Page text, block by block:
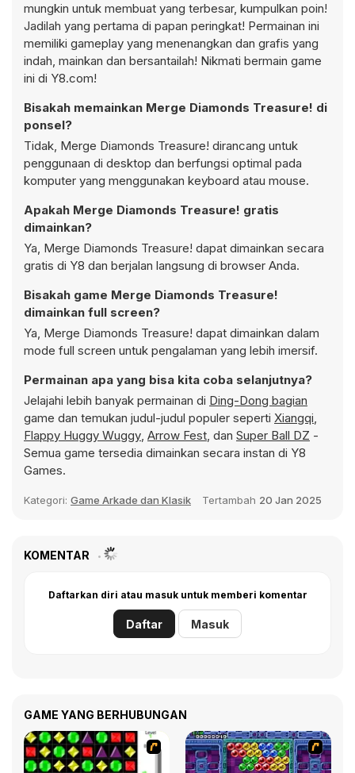
mungkin untuk membuat yang terbesar, kumpulkan poin!
Jadilah yang pertama di papan peringkat! Permainan ini
memiliki gameplay yang menenangkan dan grafis yang
indah, mainkan dan bersantailah! Nikmati bermain game
ini di Y8.com!
Bisakah memainkan Merge Diamonds Treasure! di
ponsel?
Tidak, Merge Diamonds Treasure! dirancang untuk
penggunaan di desktop dan berfungsi optimal pada
komputer yang menggunakan keyboard atau mouse.
Apakah Merge Diamonds Treasure! gratis
dimainkan?
Ya, Merge Diamonds Treasure! dapat dimainkan secara
gratis di Y8 dan berjalan langsung di browser Anda.
Bisakah game Merge Diamonds Treasure!
dimainkan full screen?
Ya, Merge Diamonds Treasure! dapat dimainkan dalam
mode full screen untuk pengalaman yang lebih imersif.
Permainan apa yang bisa kita coba selanjutnya?
Jelajahi lebih banyak permainan di Ding-Dong bagian
game dan temukan judul-judul populer seperti Xiangqi,
Flappy Huggy Wuggy, Arrow Fest, dan Super Ball DZ -
Semua game tersedia dimainkan secara instan di Y8
Games.
Kategori: Game Arkade dan Klasik Tertambah 20 Jan 2025
KOMENTAR
Daftarkan diri atau masuk untuk memberi komentar
Daftar Masuk
GAME YANG BERHUBUNGAN